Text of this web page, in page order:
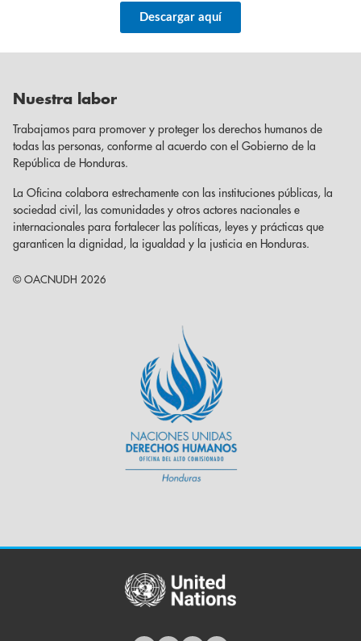
Descargar aquí
Nuestra labor
Trabajamos para promover y proteger los derechos humanos de
todas las personas, conforme al acuerdo con el Gobierno de la
República de Honduras.
La Oficina colabora estrechamente con las instituciones públicas, la
sociedad civil, las comunidades y otros actores nacionales e
internacionales para fortalecer las políticas, leyes y prácticas que
garanticen la dignidad, la igualdad y la justicia en Honduras.
© OACNUDH 2026